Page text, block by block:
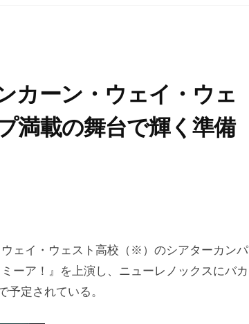
カーン・ウェイ・ウェ
満載の舞台で輝く準備
ェイ・ウェスト高校（※）のシアターカンパ
ーア！』を上演し、ニューレノックスにバカ
予定されている。